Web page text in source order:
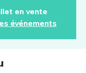
en vente
événements